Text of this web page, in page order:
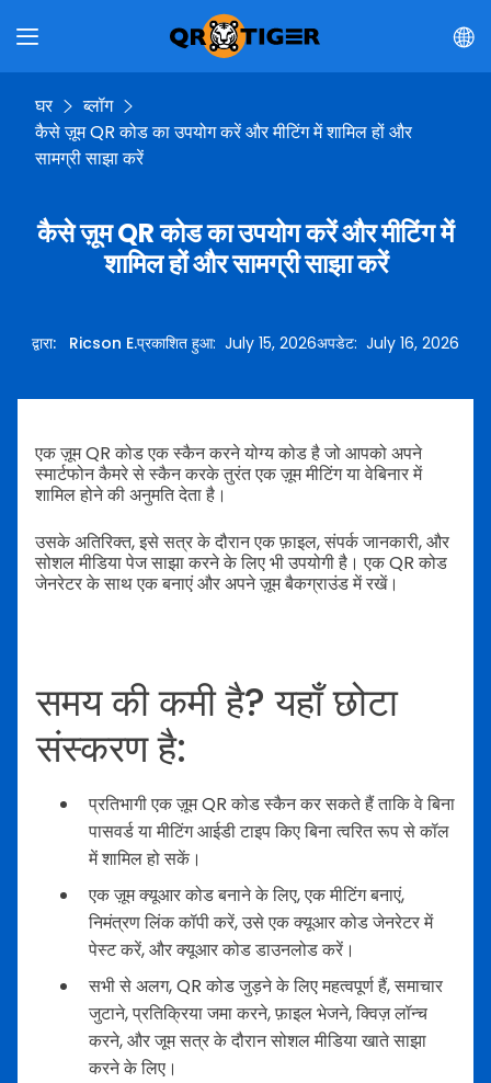
घर
ब्लॉग
कैसे ज़ूम QR कोड का उपयोग करें और मीटिंग में शामिल हों और
सामग्री साझा करें
कैसे ज़ूम QR कोड का उपयोग करें और मीटिंग में
शामिल हों और सामग्री साझा करें
द्वारा: Ricson E.प्रकाशित हुआ: July 15, 2026अपडेट: July 16, 2026
एक ज़ूम QR कोड एक स्कैन करने योग्य कोड है जो आपको अपने
स्मार्टफोन कैमरे से स्कैन करके तुरंत एक ज़ूम मीटिंग या वेबिनार में
शामिल होने की अनुमति देता है।
उसके अतिरिक्त, इसे सत्र के दौरान एक फ़ाइल, संपर्क जानकारी, और
सोशल मीडिया पेज साझा करने के लिए भी उपयोगी है। एक QR कोड
जेनरेटर के साथ एक बनाएं और अपने ज़ूम बैकग्राउंड में रखें।
समय की कमी है? यहाँ छोटा
संस्करण है:
प्रतिभागी एक ज़ूम QR कोड स्कैन कर सकते हैं ताकि वे बिना
पासवर्ड या मीटिंग आईडी टाइप किए बिना त्वरित रूप से कॉल
में शामिल हो सकें।
एक ज़ूम क्यूआर कोड बनाने के लिए, एक मीटिंग बनाएं,
निमंत्रण लिंक कॉपी करें, उसे एक क्यूआर कोड जेनरेटर में
पेस्ट करें, और क्यूआर कोड डाउनलोड करें।
सभी से अलग, QR कोड जुड़ने के लिए महत्वपूर्ण हैं, समाचार
जुटाने, प्रतिक्रिया जमा करने, फ़ाइल भेजने, क्विज़ लॉन्च
करने, और जूम सत्र के दौरान सोशल मीडिया खाते साझा
करने के लिए।